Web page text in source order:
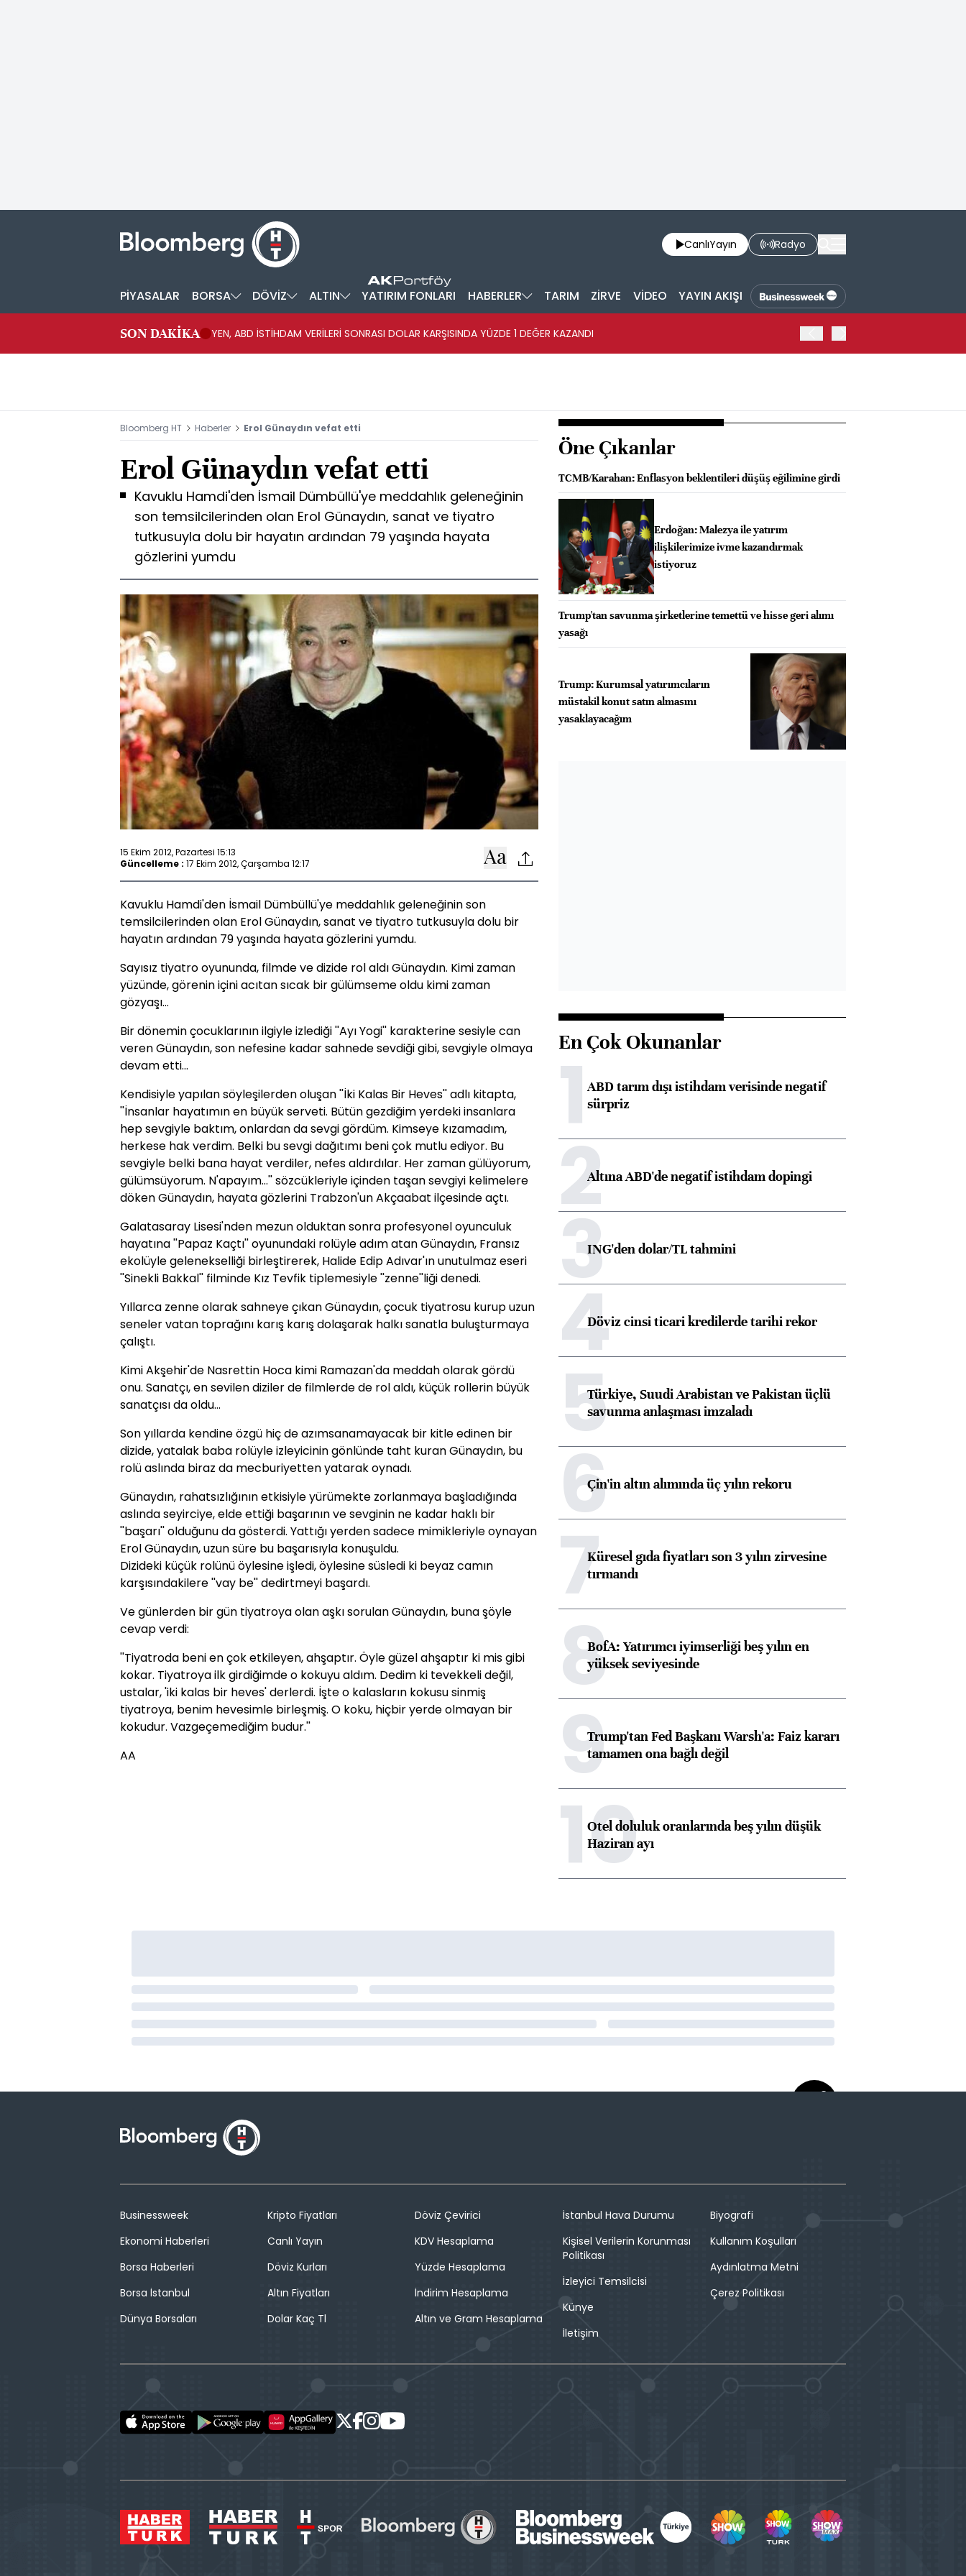
CanlıYayın Radyo
PİYASALAR BORSA DÖVİZ ALTIN YATIRIM FONLARI HABERLER TARIM ZİRVE VİDEO YAYIN AKIŞI
SON DAKİKA YEN, ABD İSTİHDAM VERİLERİ SONRASI DOLAR KARŞISINDA YÜZDE 1 DEĞER KAZANDI
Bloomberg HT Haberler Erol Günaydın vefat etti
Erol Günaydın vefat etti
Kavuklu Hamdi'den İsmail Dümbüllü'ye meddahlık geleneğinin
son temsilcilerinden olan Erol Günaydın, sanat ve tiyatro
tutkusuyla dolu bir hayatın ardından 79 yaşında hayata
gözlerini yumdu
15 Ekim 2012, Pazartesi 15:13
Güncelleme : 17 Ekim 2012, Çarşamba 12:17
Kavuklu Hamdi'den İsmail Dümbüllü'ye meddahlık geleneğinin son
temsilcilerinden olan Erol Günaydın, sanat ve tiyatro tutkusuyla dolu bir
hayatın ardından 79 yaşında hayata gözlerini yumdu.
Sayısız tiyatro oyununda, filmde ve dizide rol aldı Günaydın. Kimi zaman
yüzünde, görenin içini acıtan sıcak bir gülümseme oldu kimi zaman
gözyaşı...
Bir dönemin çocuklarının ilgiyle izlediği ''Ayı Yogi'' karakterine sesiyle can
veren Günaydın, son nefesine kadar sahnede sevdiği gibi, sevgiyle olmaya
devam etti...
Kendisiyle yapılan söyleşilerden oluşan ''İki Kalas Bir Heves'' adlı kitapta,
''İnsanlar hayatımın en büyük serveti. Bütün gezdiğim yerdeki insanlara
hep sevgiyle baktım, onlardan da sevgi gördüm. Kimseye kızamadım,
herkese hak verdim. Belki bu sevgi dağıtımı beni çok mutlu ediyor. Bu
sevgiyle belki bana hayat verdiler, nefes aldırdılar. Her zaman gülüyorum,
gülümsüyorum. N'apayım...'' sözcükleriyle içinden taşan sevgiyi kelimelere
döken Günaydın, hayata gözlerini Trabzon'un Akçaabat ilçesinde açtı.
Galatasaray Lisesi'nden mezun olduktan sonra profesyonel oyunculuk
hayatına ''Papaz Kaçtı'' oyunundaki rolüyle adım atan Günaydın, Fransız
ekolüyle gelenekselliği birleştirerek, Halide Edip Adıvar'ın unutulmaz eseri
''Sinekli Bakkal'' filminde Kız Tevfik tiplemesiyle ''zenne''liği denedi.
Yıllarca zenne olarak sahneye çıkan Günaydın, çocuk tiyatrosu kurup uzun
seneler vatan toprağını karış karış dolaşarak halkı sanatla buluşturmaya
çalıştı.
Kimi Akşehir'de Nasrettin Hoca kimi Ramazan'da meddah olarak gördü
onu. Sanatçı, en sevilen diziler de filmlerde de rol aldı, küçük rollerin büyük
sanatçısı da oldu...
Son yıllarda kendine özgü hiç de azımsanamayacak bir kitle edinen bir
dizide, yatalak baba rolüyle izleyicinin gönlünde taht kuran Günaydın, bu
rolü aslında biraz da mecburiyetten yatarak oynadı.
Günaydın, rahatsızlığının etkisiyle yürümekte zorlanmaya başladığında
aslında seyirciye, elde ettiği başarının ve sevginin ne kadar haklı bir
''başarı'' olduğunu da gösterdi. Yattığı yerden sadece mimikleriyle oynayan
Erol Günaydın, uzun süre bu başarısıyla konuşuldu.
Dizideki küçük rolünü öylesine işledi, öylesine süsledi ki beyaz camın
karşısındakilere ''vay be'' dedirtmeyi başardı.
Ve günlerden bir gün tiyatroya olan aşkı sorulan Günaydın, buna şöyle
cevap verdi:
''Tiyatroda beni en çok etkileyen, ahşaptır. Öyle güzel ahşaptır ki mis gibi
kokar. Tiyatroya ilk girdiğimde o kokuyu aldım. Dedim ki tevekkeli değil,
ustalar, 'iki kalas bir heves' derlerdi. İşte o kalasların kokusu sinmiş
tiyatroya, benim hevesimle birleşmiş. O koku, hiçbir yerde olmayan bir
kokudur. Vazgeçemediğim budur.''
AA
Öne Çıkanlar
TCMB/Karahan: Enflasyon beklentileri düşüş eğilimine girdi
Erdoğan: Malezya ile yatırım
ilişkilerimize ivme kazandırmak
istiyoruz
Trump'tan savunma şirketlerine temettü ve hisse geri alımı
yasağı
Trump: Kurumsal yatırımcıların
müstakil konut satın almasını
yasaklayacağım
En Çok Okunanlar
1ABD tarım dışı istihdam verisinde negatif
sürpriz
2Altına ABD'de negatif istihdam dopingi
3ING'den dolar/TL tahmini
4Döviz cinsi ticari kredilerde tarihi rekor
5Türkiye, Suudi Arabistan ve Pakistan üçlü
savunma anlaşması imzaladı
6Çin'in altın alımında üç yılın rekoru
7Küresel gıda fiyatları son 3 yılın zirvesine
tırmandı
8BofA: Yatırımcı iyimserliği beş yılın en
yüksek seviyesinde
9Trump'tan Fed Başkanı Warsh'a: Faiz kararı
tamamen ona bağlı değil
10
Otel doluluk oranlarında beş yılın düşük
Haziran ayı
Businessweek
Ekonomi Haberleri
Borsa Haberleri
Borsa İstanbul
Dünya Borsaları
Kripto Fiyatları
Canlı Yayın
Döviz Kurları
Altın Fiyatları
Dolar Kaç Tl
Döviz Çevirici
KDV Hesaplama
Yüzde Hesaplama
İndirim Hesaplama
Altın ve Gram Hesaplama
İstanbul Hava Durumu
Kişisel Verilerin Korunması
Politikası
İzleyici Temsilcisi
Künye
İletişim
Biyografi
Kullanım Koşulları
Aydınlatma Metni
Çerez Politikası